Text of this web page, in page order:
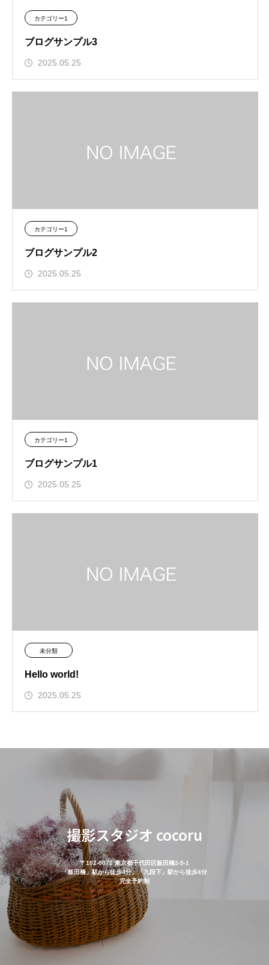
カテゴリー1
ブログサンプル3
2025.05.25
カテゴリー1
ブログサンプル2
2025.05.25
カテゴリー1
ブログサンプル1
2025.05.25
未分類
Hello world!
2025.05.25
撮影スタジオ cocoru
〒102-0072 東京都千代田区飯田橋2-5-1
「飯田橋」駅から徒歩4分、「九段下」駅から徒歩4分
完全予約制